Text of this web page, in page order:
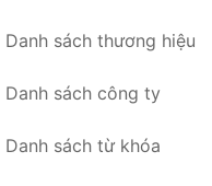
Danh sách thương hiệu
Danh sách công ty
Danh sách từ khóa